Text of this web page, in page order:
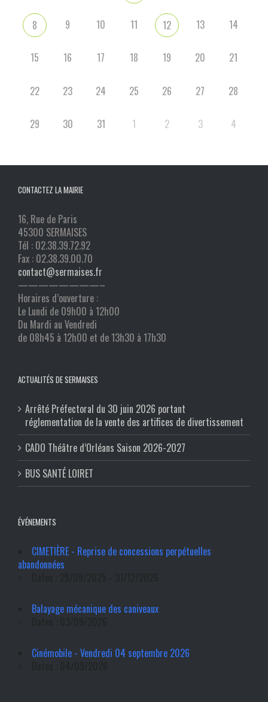
8 9 10 11 12 13 14
15 16 17 18 19 20 21
22 23 24 25 26 27 28
29 30 31 1 2 3 4
CONTACTEZ LA MAIRIE
16, Rue de Paris
45300 SERMAISES
Tél : 02.38.39.72.92
Fax : 02.38.39.00.70
contact@sermaises.fr
————————–
Horaires d’ouverture :
Le Lundi de 09h00 à 12h00
Du Mardi au Vendredi
de 08h45 à 12h00 et de 13h30 à 17h30
ACTUALITÉS DE SERMAISES
Arrêté Préfectoral du 30 juin 2026 portant
réglementation de la vente des artifices de divertissement
CADO Théâtre d’Orléans Saison 2026-2027
BUS SANTÉ LOIRET
ÉVÉNEMENTS
CIMETIÈRE - Reprise de concessions perpétuelles
abandonnées
Balayage mécanique des caniveaux
Cinémobile - Vendredi 04 septembre 2026